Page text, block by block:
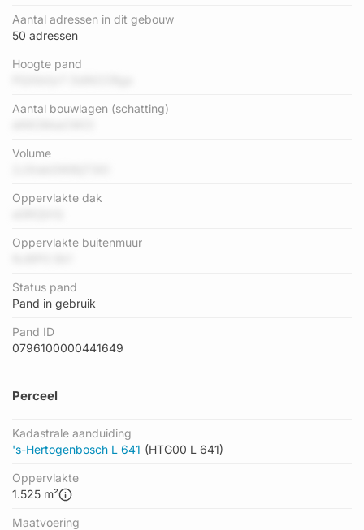
Aantal adressen in dit gebouw
50 adressen
Hoogte pand
Aantal bouwlagen (schatting)
Volume
Oppervlakte dak
Oppervlakte buitenmuur
Status pand
Pand in gebruik
Pand ID
0796100000441649
Perceel
Kadastrale aanduiding
's-Hertogenbosch L 641 (HTG00 L 641)
Oppervlakte
1.525 m²
Maatvoering